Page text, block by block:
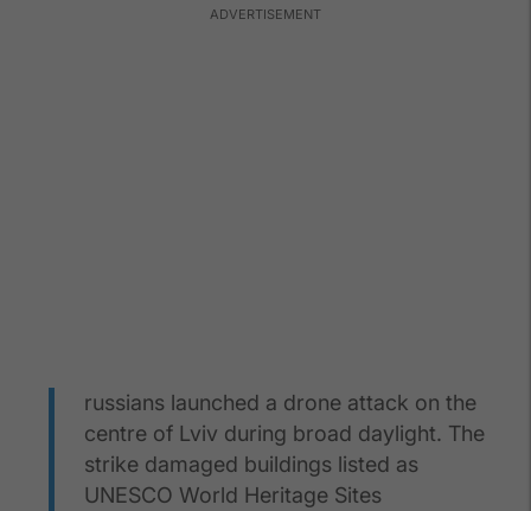
russians launched a drone attack on the
centre of Lviv during broad daylight. The
strike damaged buildings listed as
UNESCO World Heritage Sites